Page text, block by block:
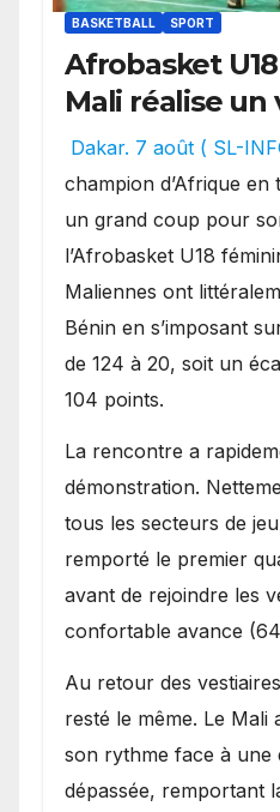
BASKETBALL SPORT
Afrobasket
Mali réalise un
festival
une lourde
Bénin.
Dakar. 7 août ( SL-
champion d’Afrique
un grand coup pour
l’Afrobasket U18
Maliennes ont
Bénin en s’imposant
de 124 à 20, soit un
104 points.
La rencontre a
démonstration.
tous les secteurs de
remporté le premier
avant de rejoindre les
confortable avance
Au retour des
resté le même. Le Mali
son rythme face à une
dépassée, remportant